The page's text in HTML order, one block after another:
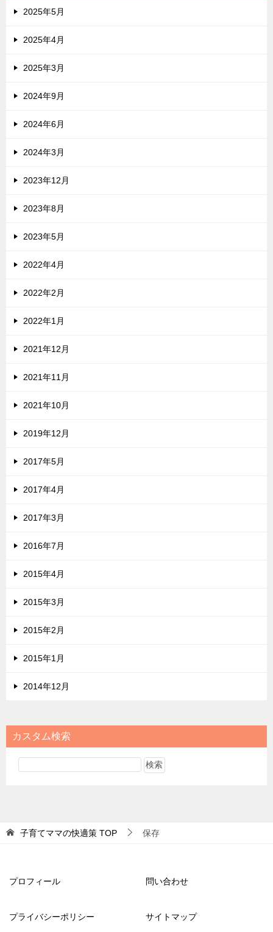
2025年5月
2025年4月
2025年3月
2024年9月
2024年6月
2024年3月
2023年12月
2023年8月
2023年5月
2022年4月
2022年2月
2022年1月
2021年12月
2021年11月
2021年10月
2019年12月
2017年5月
2017年4月
2017年3月
2016年7月
2015年4月
2015年3月
2015年2月
2015年1月
2014年12月
カスタム検索
子育てママの快適策 TOP 保存
プロフィール 問い合わせ
プライバシーポリシー サイトマップ